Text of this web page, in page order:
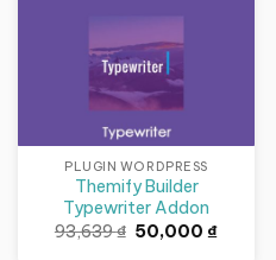
PLUGIN WORDPRESS
Themify Builder
Typewriter Addon
93,639₫ Giá
gốc
50,000₫Giá